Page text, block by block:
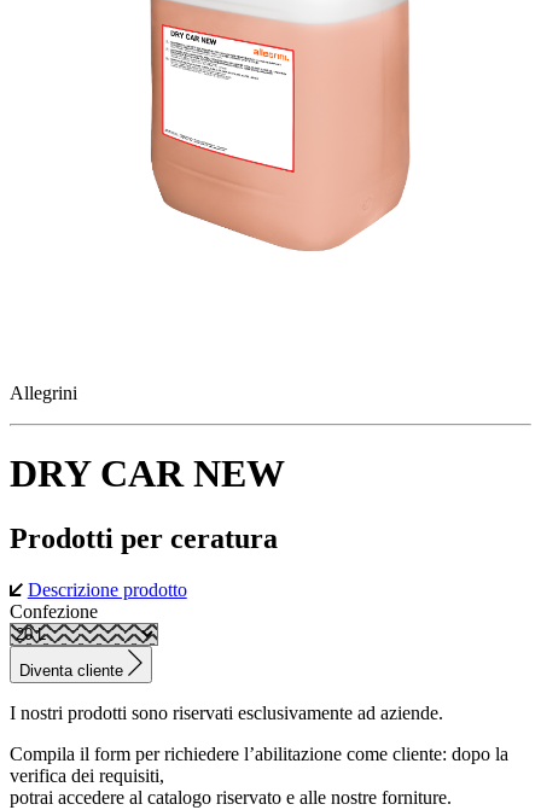
Allegrini
DRY CAR NEW
Prodotti per ceratura
Descrizione prodotto
Confezione
Diventa cliente
I nostri prodotti sono riservati esclusivamente ad aziende.
Compila il form per richiedere l’abilitazione come cliente: dopo la
verifica dei requisiti,
potrai accedere al catalogo riservato e alle nostre forniture.